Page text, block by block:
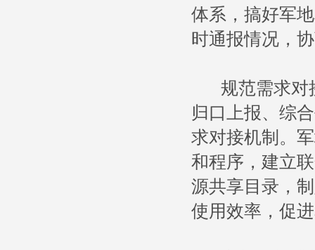
体系，搞好军
时通报情况，
规范需求对
归口上报、综
求对接机制。
和程序，建立
源共享目录，
使用效率，促